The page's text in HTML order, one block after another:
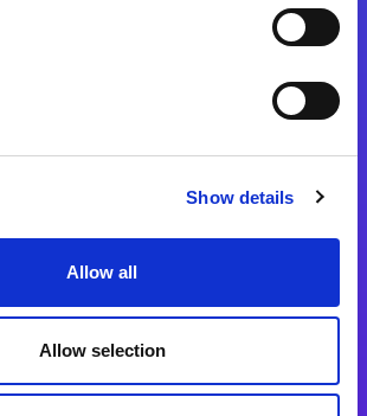
Show details
Allow all
Allow selection
Magic xpa関連ソフトウェア
Magic xpi
Magic xpi製品詳細
Magic xpi購入後手続きのご案内